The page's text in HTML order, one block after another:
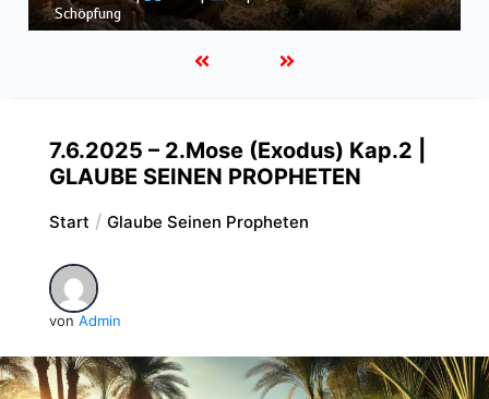
dem Sturm
7.6.2025 – 2.Mose (Exodus) Kap.2 |
GLAUBE SEINEN PROPHETEN
Start Glaube Seinen Propheten
von Admin